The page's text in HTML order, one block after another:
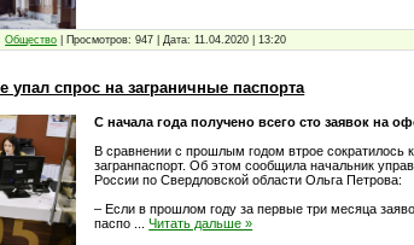
Общество Просмотров: 947 Дата: 11.04.2020 |13:20
упал спрос на заграничные паспорта
С начала года получено всего сто заявок на
В сравнении с прошлым годом втрое
загранпаспорт. Об этом сообщила начальник
России по Свердловской области Ольга Петрова:
– Если в прошлом году за первые три месяца
паспо
...Читать дальше »